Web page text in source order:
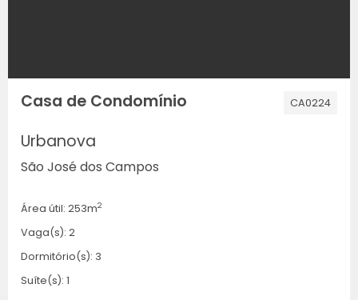
Casa de Condomínio CA0224
Urbanova
São José dos Campos
Área útil: 253m2
Vaga(s): 2
Dormitório(s): 3
Suíte(s): 1